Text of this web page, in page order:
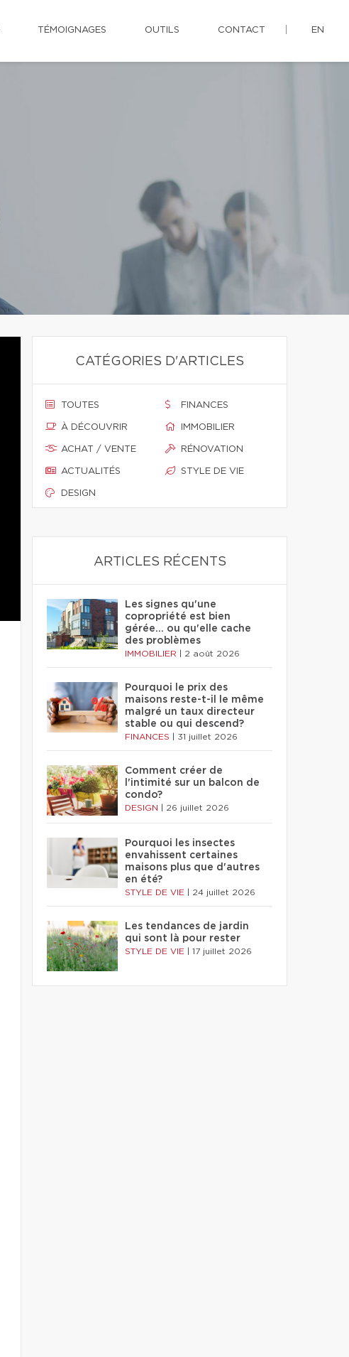
TÉMOIGNAGES OUTILS CONTACT EN
CATÉGORIES D'ARTICLES
TOUTES
À DÉCOUVRIR
ACHAT / VENTE
ACTUALITÉS
DESIGN
FINANCES
IMMOBILIER
RÉNOVATION
STYLE DE VIE
ARTICLES RÉCENTS
Les signes qu'une
copropriété est bien
gérée… ou qu'elle cache
des problèmes
IMMOBILIER 2 août 2026
Pourquoi le prix des
maisons reste-t-il le même
malgré un taux directeur
stable ou qui descend?
FINANCES 31 juillet 2026
Comment créer de
l'intimité sur un balcon de
condo?
DESIGN 26 juillet 2026
Pourquoi les insectes
envahissent certaines
maisons plus que d'autres
en été?
STYLE DE VIE 24 juillet 2026
Les tendances de jardin
qui sont là pour rester
STYLE DE VIE 17 juillet 2026